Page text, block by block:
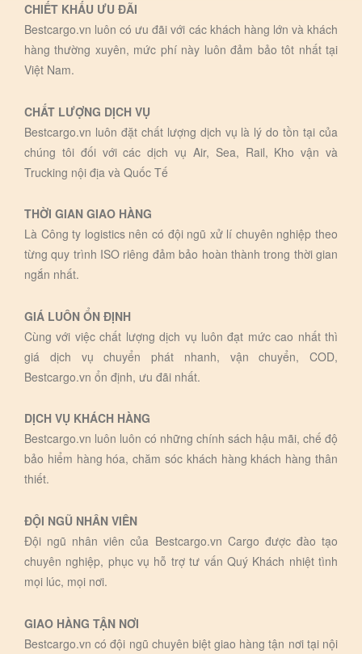
CHIẾT KHẤU ƯU ĐÃI
Bestcargo.vn luôn có ưu đãi với các khách hàng lớn và khách
hàng thường xuyên, mức phí này luôn đảm bảo tôt nhất tại
Việt Nam.
CHẤT LƯỢNG DỊCH VỤ
Bestcargo.vn luôn đặt chất lượng dịch vụ là lý do tồn tại của
chúng tôi đối với các dịch vụ Air, Sea, Rail, Kho vận và
Trucking nội địa và Quốc Tế
THỜI GIAN GIAO HÀNG
Là Công ty logistics nên có đội ngũ xử lí chuyên nghiệp theo
từng quy trình ISO riêng đảm bảo hoàn thành trong thời gian
ngắn nhất.
GIÁ LUÔN ỔN ĐỊNH
Cùng với việc chất lượng dịch vụ luôn đạt mức cao nhất thì
giá dịch vụ chuyển phát nhanh, vận chuyển, COD,
Bestcargo.vn ổn định, ưu đãi nhất.
DỊCH VỤ KHÁCH HÀNG
Bestcargo.vn luôn luôn có những chính sách hậu mãi, chế độ
bảo hiểm hàng hóa, chăm sóc khách hàng khách hàng thân
thiết.
ĐỘI NGŨ NHÂN VIÊN
Đội ngũ nhân viên của Bestcargo.vn Cargo được đào tạo
chuyên nghiệp, phục vụ hỗ trợ tư vấn Quý Khách nhiệt tình
mọi lúc, mọi nơi.
GIAO HÀNG TẬN NƠI
Bestcargo.vn có đội ngũ chuyên biệt giao hàng tận nơi tại nội